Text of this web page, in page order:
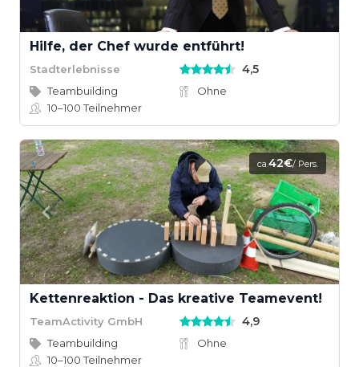
Hilfe, der Chef wurde entführt!
Stadterlebnisse 4,5
Teambuilding
Ohne
10–100Teilnehmer
ca.42€/ Pers.
Kettenreaktion - Das kreative Teamevent!
TeamActivity GmbH 4,9
Teambuilding
Ohne
10–100Teilnehmer